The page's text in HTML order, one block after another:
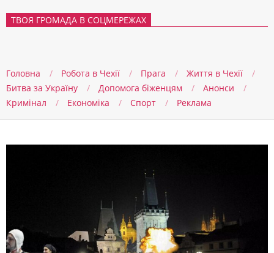
ТВОЯ ГРОМАДА В СОЦМЕРЕЖАХ
Головна Робота в Чехії Прага
Життя в Чеxії
Битва за Україну
Допомога біженцям
Анонси
Кримінал
Економіка Спорт Реклама